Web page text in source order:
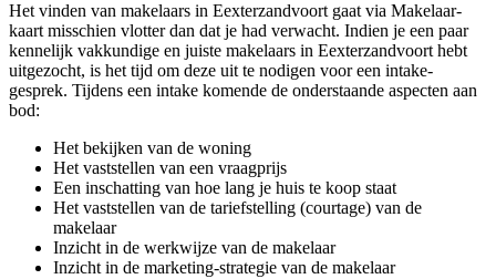
Het vinden van makelaars in Eexterzandvoort gaat via Makelaar-
kaart misschien vlotter dan dat je had verwacht. Indien je een paar
kennelijk vakkundige en juiste makelaars in Eexterzandvoort hebt
uitgezocht, is het tijd om deze uit te nodigen voor een intake-
gesprek. Tijdens een intake komende de onderstaande aspecten aan
bod:
Het bekijken van de woning
Het vaststellen van een vraagprijs
Een inschatting van hoe lang je huis te koop staat
Het vaststellen van de tariefstelling (courtage) van de
makelaar
Inzicht in de werkwijze van de makelaar
Inzicht in de marketing-strategie van de makelaar